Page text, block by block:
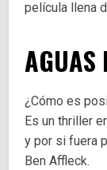
película llena
AGUAS
¿Cómo es
Es un thriller
y por si fuera
Ben Affleck.